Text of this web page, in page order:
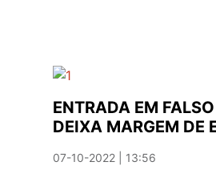
ENTRADA EM
DEIXA MARGEM DE
07-10-2022 | 13:56